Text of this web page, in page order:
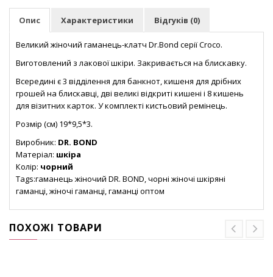
Опис Характеристики Відгуків (0)
Великий жіночий гаманець-клатч Dr.Bond серії Croco.
Виготовлений з лакової шкіри. Закривається на блискавку.
Всередині є 3 відділення для банкнот, кишеня для дрібних
грошей на блискавці, дві великі відкриті кишені і 8 кишень
для візитних карток. У комплекті кистьовий ремінець.
Розмір (см) 19*9,5*3.
Виробник: DR. BOND
Матеріал: шкіра
Колір: чорний
Tags:гаманець жіночий DR. BOND, чорні жіночі шкіряні
гаманці, жіночі гаманці, гаманці оптом
ПОХОЖІ ТОВАРИ